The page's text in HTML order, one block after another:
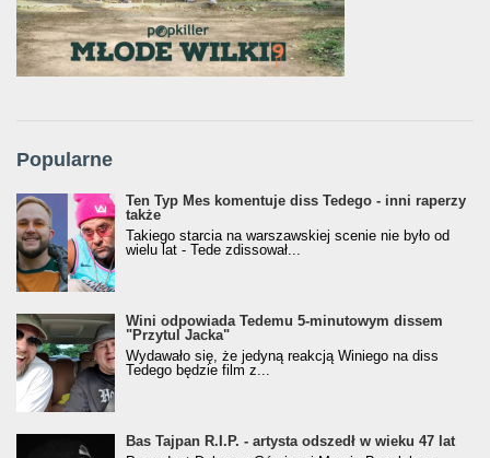
Popularne
Ten Typ Mes komentuje diss Tedego - inni raperzy
także
Takiego starcia na warszawskiej scenie nie było od
wielu lat - Tede zdissował...
Wini odpowiada Tedemu 5-minutowym dissem
"Przytul Jacka"
Wydawało się, że jedyną reakcją Winiego na diss
Tedego będzie film z...
Bas Tajpan R.I.P. - artysta odszedł w wieku 47 lat